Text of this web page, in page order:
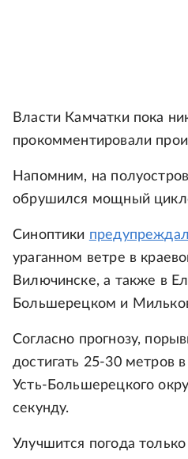
Власти Камчатки пока
прокомментировали
Напомним, на
обрушился мощный
Синоптики
ураганном ветре в
Вилючинске, а также в
Большерецком и
Согласно прогнозу,
достигать 25-30 метров
Усть-Большерецкого
секунду.
Улучшится погода